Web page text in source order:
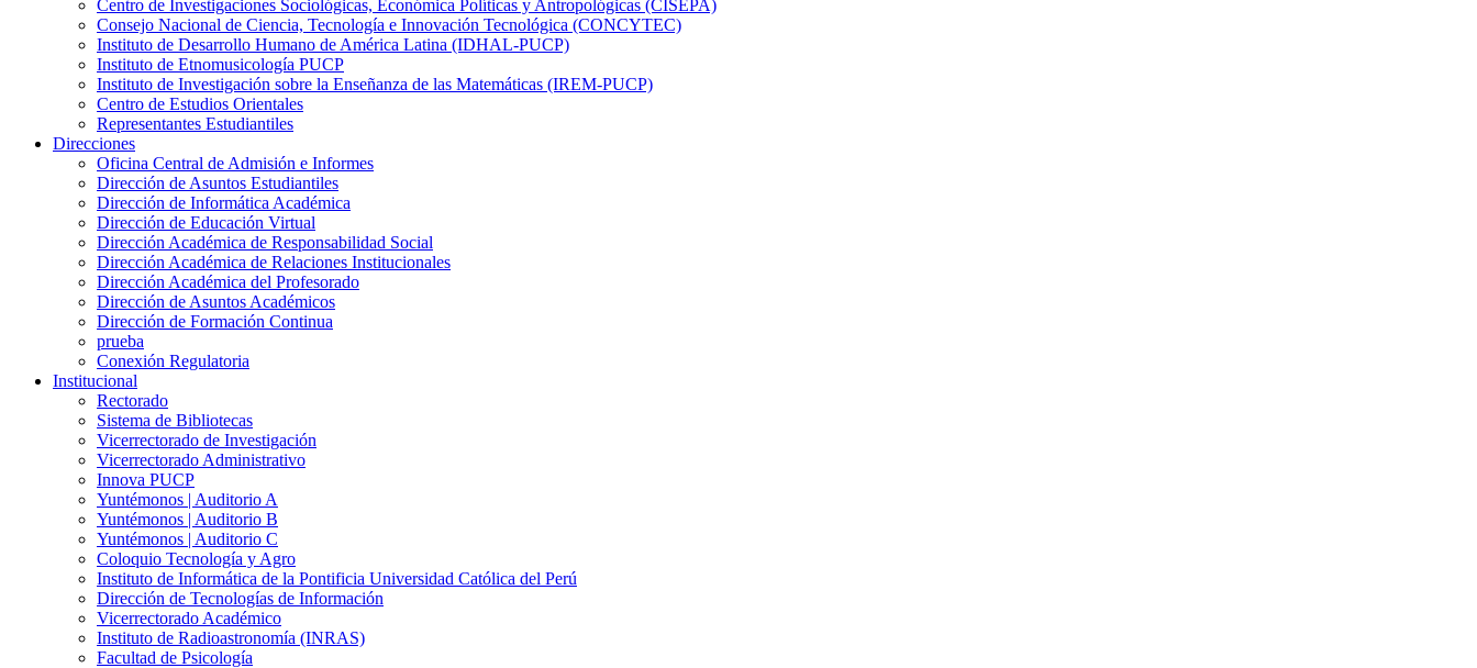
Centro de Investigaciones Sociológicas, Económica Políticas y Antropológicas (CISEPA)
Consejo Nacional de Ciencia, Tecnología e Innovación Tecnológica (CONCYTEC)
Instituto de Desarrollo Humano de América Latina (IDHAL-PUCP)
Instituto de Etnomusicología PUCP
Instituto de Investigación sobre la Enseñanza de las Matemáticas (IREM-PUCP)
Centro de Estudios Orientales
Representantes Estudiantiles
Direcciones
Oficina Central de Admisión e Informes
Dirección de Asuntos Estudiantiles
Dirección de Informática Académica
Dirección de Educación Virtual
Dirección Académica de Responsabilidad Social
Dirección Académica de Relaciones Institucionales
Dirección Académica del Profesorado
Dirección de Asuntos Académicos
Dirección de Formación Continua
prueba
Conexión Regulatoria
Institucional
Rectorado
Sistema de Bibliotecas
Vicerrectorado de Investigación
Vicerrectorado Administrativo
Innova PUCP
Yuntémonos | Auditorio A
Yuntémonos | Auditorio B
Yuntémonos | Auditorio C
Coloquio Tecnología y Agro
Instituto de Informática de la Pontificia Universidad Católica del Perú
Dirección de Tecnologías de Información
Vicerrectorado Académico
Instituto de Radioastronomía (INRAS)
Facultad de Psicología